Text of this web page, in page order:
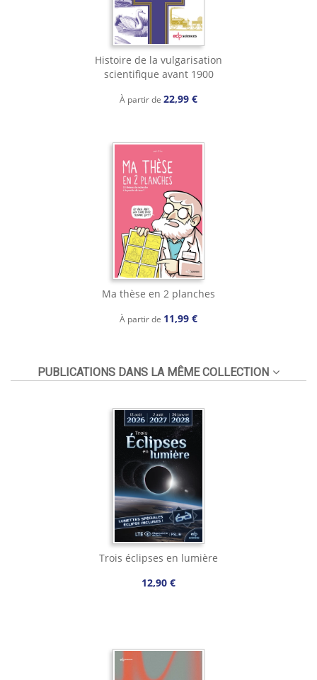
Histoire de la vulgarisation
scientifique avant 1900
À partir de 22,99 €
Ma thèse en 2 planches
À partir de 11,99 €
PUBLICATIONS DANS LA MÊME COLLECTION
Trois éclipses en lumière
12,90 €